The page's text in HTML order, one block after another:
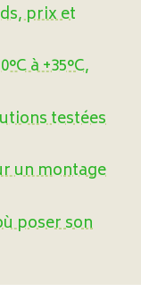
prix et
à +35°C,
testées
un montage
poser son